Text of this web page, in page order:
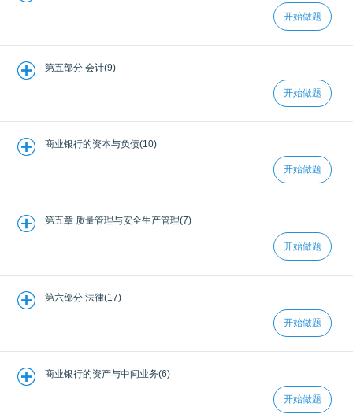
开始做题
第五部分 会计(9)
开始做题
商业银行的资本与负债(10)
开始做题
第五章 质量管理与安全生产管理(7)
开始做题
第六部分 法律(17)
开始做题
商业银行的资产与中间业务(6)
开始做题